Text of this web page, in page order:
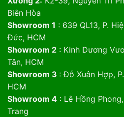
Biên Hòa
Showroom 1 : 639 QL13, P.
Đức, HCM
Showroom 2: Kinh Dương
Tân, HCM
Showroom 3 : Đỗ Xuân Hợp,
HCM
Showroom 4: Lê Hồng
Trang